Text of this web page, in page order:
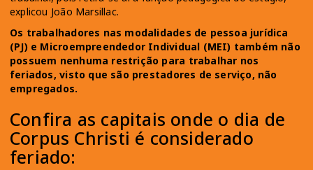
explicou João Marsillac.
Os trabalhadores nas modalidades de pessoa jurídica
(PJ) e Microempreendedor Individual (MEI) também não
possuem nenhuma restrição para trabalhar nos
feriados, visto que são prestadores de serviço, não
empregados.
Confira as capitais onde o dia de
Corpus Christi é considerado
feriado: